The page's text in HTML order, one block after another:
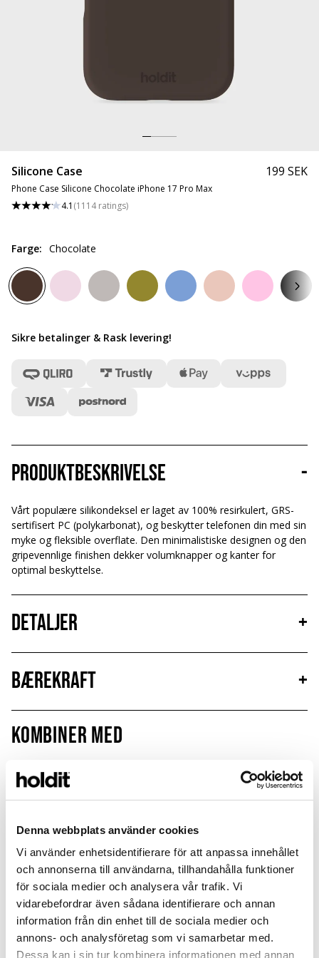
Denna webbplats använder cookies
Vi använder enhetsidentifierare för att anpassa innehållet
och annonserna till användarna, tillhandahålla funktioner
för sociala medier och analysera vår trafik. Vi
vidarebefordrar även sådana identifierare och annan
information från din enhet till de sociala medier och
annons- och analysföretag som vi samarbetar med.
Dessa kan i sin tur kombinera informationen med annan
Silicone Case
Phone Case Silicone Chocolate iPhone 17 Pro Max
4.1 (1114 ratings)
199 SEK
Farge: Chocolate
Sikre betalinger & Rask levering!
Produktbeskrivelse -
Vårt populære silikondeksel er laget av 100% resirkulert, GRS-
sertifisert PC (polykarbonat), og beskytter telefonen din med sin
myke og fleksible overflate. Den minimalistiske designen og den
gripevennlige finishen dekker volumknapper og kanter for
optimal beskyttelse.
Detaljer +
Bærekraft
+
Kombiner med
MagSafe Fit